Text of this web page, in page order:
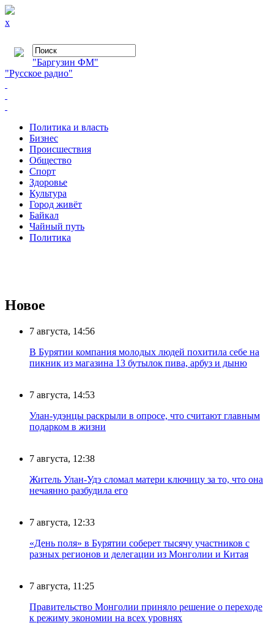
x
"Баргузин ФМ"
"Русское радио"
Политика и власть
Бизнес
Происшествия
Общество
Cпорт
Здоровье
Культура
Город живёт
Байкал
Чайный путь
Политика
Новое
7 августа, 14:56
В Бурятии компания молодых людей похитила себе на
пикник из магазина 13 бутылок пива, арбуз и дыню
7 августа, 14:53
Улан-удэнцы раскрыли в опросе, что считают главным
подарком в жизни
7 августа, 12:38
Житель Улан-Удэ сломал матери ключицу за то, что она
нечаянно разбудила его
7 августа, 12:33
«День поля» в Бурятии соберет тысячу участников с
разных регионов и делегации из Монголии и Китая
7 августа, 11:25
Правительство Монголии приняло решение о переходе
к режиму экономии на всех уровнях